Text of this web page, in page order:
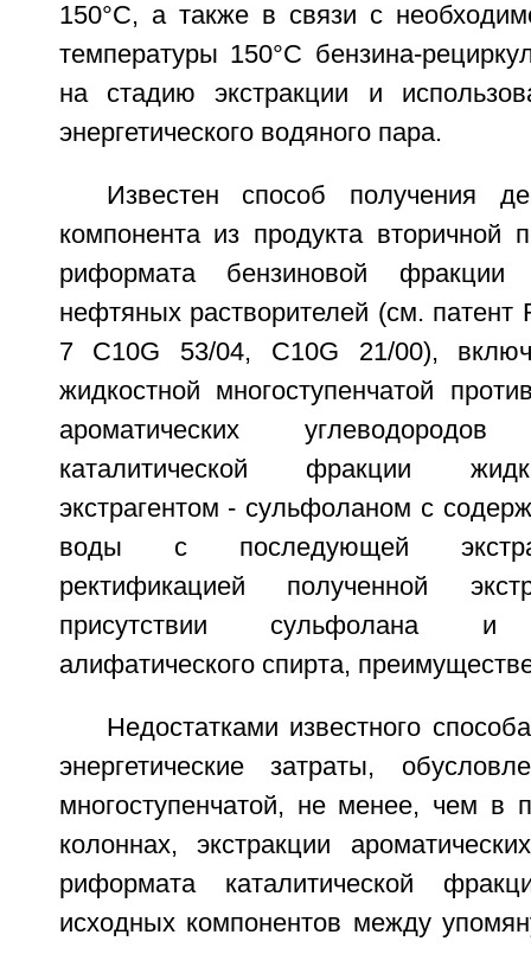
150°С, а также в связи с
температуры 150°C бензина-
на стадию экстракции и
энергетического водяного пара.
Известен способ получения
компонента из продукта вторичной
риформата бензиновой фракции
нефтяных растворителей (см.
7 C10G 53/04, C10G 21/00),
жидкостной многоступенчатой
ароматических
каталитической фракции
экстрагентом - сульфоланом с
воды с последующей
ректификацией полученной
присутствии сульфолана и
алифатического спирта,
Недостатками известного
энергетические затраты,
многоступенчатой, не менее, чем в
колоннах, экстракции
риформата каталитической
исходных компонентов между